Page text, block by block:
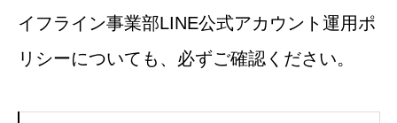
イフライン事業部LINE公式アカウント運用ポ
リシーについても、必ずご確認ください。